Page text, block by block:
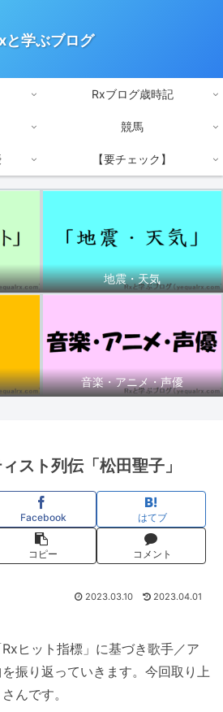
と学ぶブログ
Rxブログ歳時記
競馬
【要チェック】
地震・天気
音楽・アニメ・声優
スト列伝「松田聖子」
Facebook はてブ
コピー コメント
2023.03.10 2023.04.01
ヒット指標」に基づき歌手／ア
振り返っていきます。今回取り上
さんです。